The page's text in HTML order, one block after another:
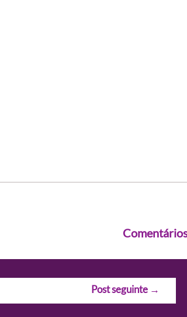
Post seguinte →